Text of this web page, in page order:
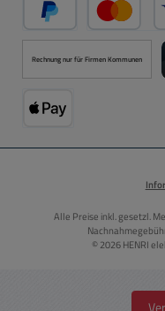
PayPal
Rechnung nur für Firmen Kommunen
Alle Preise inkl. gesetzl.
© 2026 HENRI